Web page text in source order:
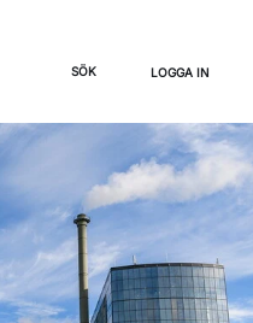
SÖK LOGGA IN